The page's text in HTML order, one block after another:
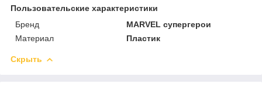
Пользовательские характеристики
Бренд
MARVEL супергерои
Материал
Пластик
Скрыть